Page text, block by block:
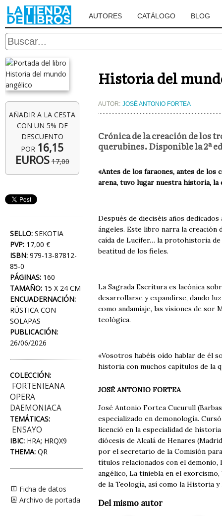
AUTORES CATÁLOGO BLOG
AÑADIR A LA CESTA
CON UN 5% DE
DESCUENTO
POR 16,15
EUROS 17,00
SELLO: SEKOTIA
PVP: 17,00 €
ISBN: 979-13-87812-
85-0
PÁGINAS: 160
TAMAÑO: 15 X 24 CM
ENCUADERNACIÓN:
RÚSTICA CON
SOLAPAS
PUBLICACIÓN:
26/06/2026
COLECCIÓN:
FORTENIEANA
OPERA
DAEMONIACA
TEMÁTICAS:
ENSAYO
IBIC: HRA; HRQX9
THEMA: QR
Ficha de datos
Archivo de portada
Historia del
AUTOR: JOSÉ ANTONIO FORTEA
Crónica de la creación de los
querubines. Disponible la 2ª
«Antes de los faraones, antes de
arena, tuvo lugar nuestra historia, la
Después de dieciséis años
ángeles. Este libro narra la creación
caída de Lucifer… la protohistoria de
beatitud de los fieles.
La Sagrada Escritura es lacónica
desarrollarse y expandirse, dando
como andamiaje, las visiones de sor
teológica.
«Vosotros habéis oído hablar de él
historia con muchos capítulos de la
JOSÉ ANTONIO FORTEA
José Antonio Fortea Cucurull
especializado en demonología.
licenció en la especialidad de
diócesis de Alcalá de Henares
por el secretario de la Comisión
títulos relacionados con el demonio,
angélico, La tiniebla en el
de la Teología, así como la Historia
Del mismo autor